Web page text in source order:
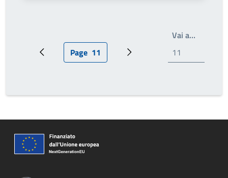
Pagina precedentePagina attuale
Page 11 Prossima pagina
Vai a…